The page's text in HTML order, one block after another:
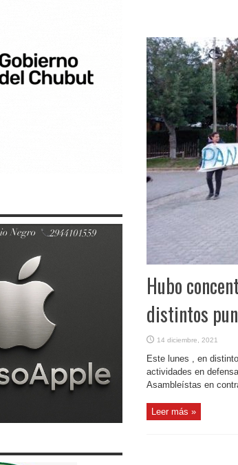
Hubo
distintos
14 diciembre, 2021
Este lunes , en
actividades en
Asambleístas en
Leer más »